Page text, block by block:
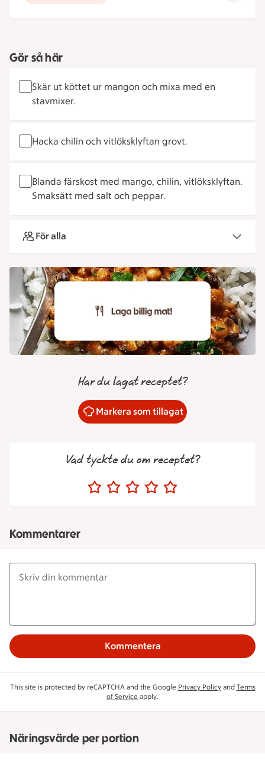
Gör så här
Skär ut köttet ur mangon och mixa med en
stavmixer.
Hacka chilin och vitlöksklyftan grovt.
Blanda färskost med mango, chilin, vitlöksklyftan.
Smaksätt med salt och peppar.
För alla
Har du lagat receptet?
Markera som tillagat
Vad tyckte du om receptet?
Kommentarer
Kommentera
This site is protected by reCAPTCHA and the Google Privacy Policyand Terms
of Service apply.
Näringsvärde per portion